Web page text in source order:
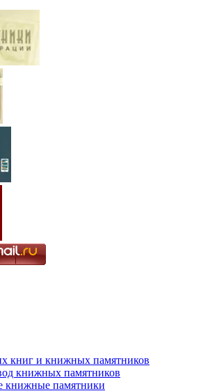
книг и книжных памятников
книжных памятников
книжные памятники